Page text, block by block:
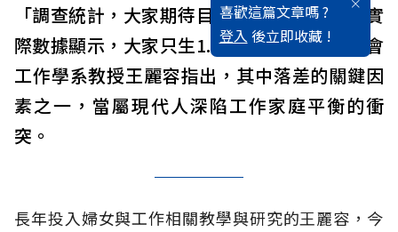
喜歡這篇文章嗎 ?
登入 後立即收藏 !
「調查統計，大家期待目標是要生2.1胎，但實
際數據顯示，大家只生1.2胎！」台灣大學社會
工作學系教授王麗容指出，其中落差的關鍵因
素之一，當屬現代人深陷工作家庭平衡的衝
突。
長年投入婦女與工作相關教學與研究的王麗容，今